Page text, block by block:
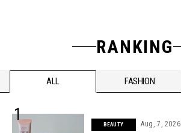
RANKING
ALL FASHION
BEAUTY Aug, 7, 2026